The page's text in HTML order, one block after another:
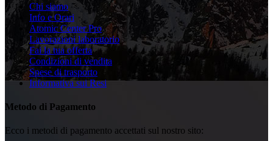
Chi siamo
Info e Orari
Atomic Center Pro
Lavorazioni laboratorio
Fai la tua offerta
Condizioni di vendita
Spese di trasporto
Informativa sui Resi
Metodo di Pagamento
Ecco i metodi di pagamento accettati sul nostro sito: